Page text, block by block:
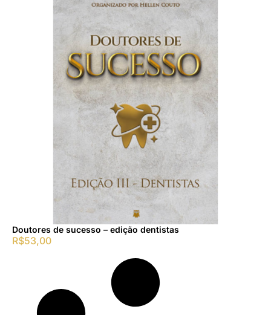
Doutores de sucesso – edição dentistas
R$53,00